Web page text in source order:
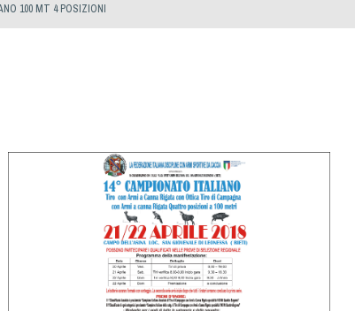
100 MT 4 POSIZIONI